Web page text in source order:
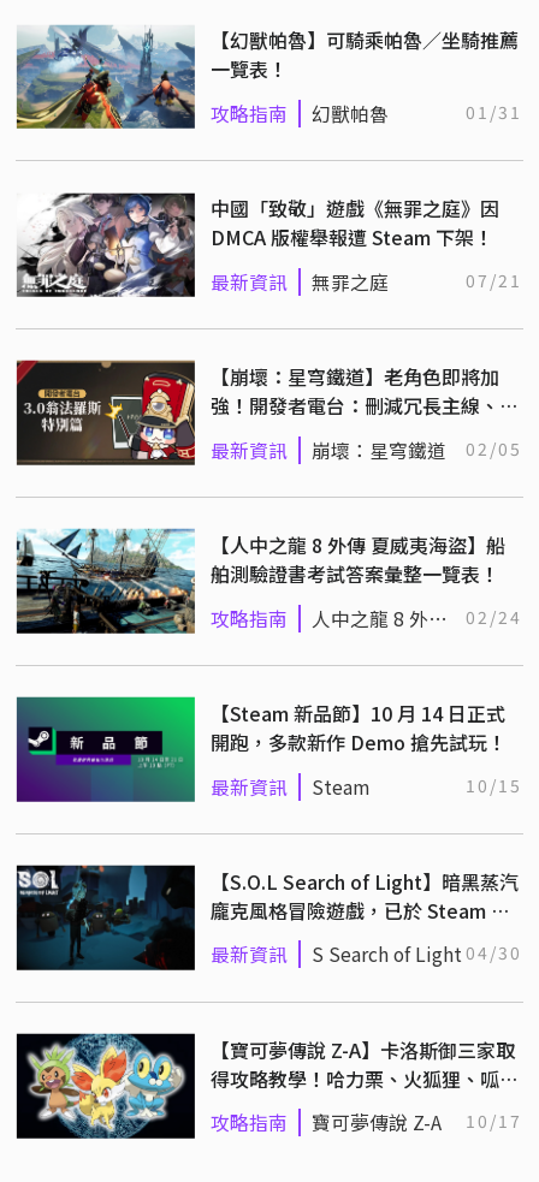
【幻獸帕魯】可騎乘帕魯／坐騎推薦
一覽表！
攻略指南 幻獸帕魯 01/31
中國「致敬」遊戲《無罪之庭》因
DMCA 版權舉報遭 Steam 下架！
最新資訊 無罪之庭 07/21
【崩壞：星穹鐵道】老角色即將加
強！開發者電台：刪減冗長主線、解
謎提供暴力解法
最新資訊 崩壞：星穹鐵道 02/05
【人中之龍 8 外傳 夏威夷海盜】船
舶測驗證書考試答案彙整一覽表！
攻略指南
人中之龍 8 外傳
02/24
【Steam 新品節】10 月 14 日正式
開跑，多款新作 Demo 搶先試玩！
最新資訊 Steam 10/15
【S.O.L Search of Light】暗黑蒸汽
龐克風格冒險遊戲，已於 Steam 平
台正式發售！
最新資訊 S Search of Light04/30
【寶可夢傳說 Z-A】卡洛斯御三家取
得攻略教學！哈力栗、火狐狸、呱呱
泡蛙
攻略指南 寶可夢傳說 Z-A 10/17